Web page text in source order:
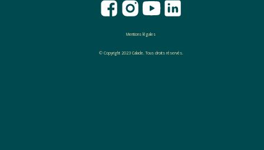
Mentions légales
© Copyright 2023 Calade. Tous droits réservés.